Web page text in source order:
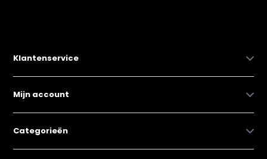
Klantenservice
Mijn account
Categorieën